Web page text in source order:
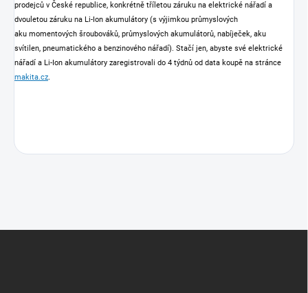
prodejců v České republice, konkrétně tříletou záruku na elektrické nářadí a
dvouletou záruku na Li-Ion akumulátory (s výjimkou průmyslových
aku momentových šroubováků, průmyslových akumulátorů, nabíječek, aku
svítilen, pneumatického a benzinového nářadí). Stačí jen, abyste své elektrické
nářadí a Li-Ion akumulátory zaregistrovali do 4 týdnů od data koupě na stránce
makita.cz.